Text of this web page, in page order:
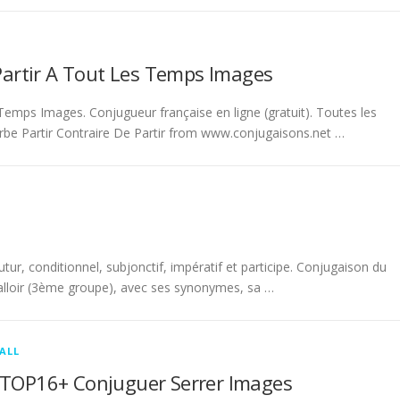
A Tout Les Temps Images
Images. Conjugueur française en ligne (gratuit). Toutes les
Partir Contraire De Partir from www.conjugaisons.net …
conditionnel, subjonctif, impératif et participe. Conjugaison du
(3ème groupe), avec ses synonymes, sa …
ALL
TOP16+ Conjuguer Serrer Images